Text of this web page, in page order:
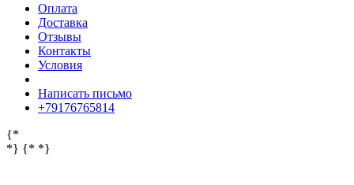
Оплата
Доставка
Отзывы
Контакты
Условия
Написать письмо
‎+79176765814
{*
*} {* *}